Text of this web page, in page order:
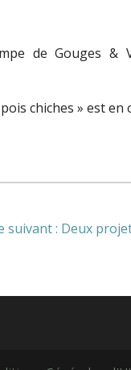
de Gouges
chiches » est
suivant : Deux